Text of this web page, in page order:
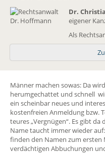
Dr.
eigener
Als
Männer machen sowas: Da
herumgechattet und schnell
ein scheinbar neues und
kostenfreien Anmeldung bzw.
teures „Vergnügen“. Es gibt
Name taucht immer wieder
finden den Namen zum ersten
verdächtigen Abbuchungen